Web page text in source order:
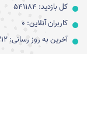
کل بازدید: 541184
کاربران آنلاین: 0
آخرین به روز رسانی: 1405/05/12 12:39